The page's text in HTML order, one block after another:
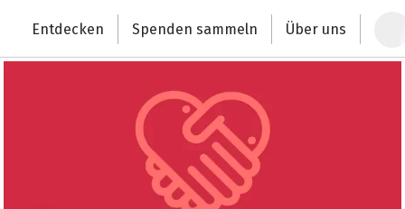
Deutschlands größte Spendenplattform
Entdecken Spenden sammeln Über uns